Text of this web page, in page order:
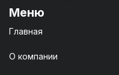
Меню
Главная
О компании